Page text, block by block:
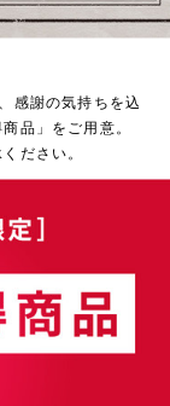
感謝の気持ちを込
品」をご用意。
ださい。